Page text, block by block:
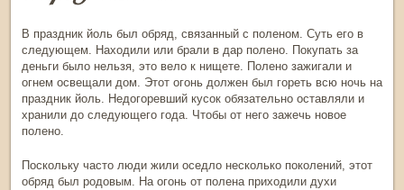
В праздник йоль был обряд, связанный с поленом. Суть его в
следующем. Находили или брали в дар полено. Покупать за
деньги было нельзя, это вело к нищете. Полено зажигали и
огнем освещали дом. Этот огонь должен был гореть всю ночь на
праздник йоль. Недогоревший кусок обязательно оставляли и
хранили до следующего года. Чтобы от него зажечь новое
полено.
Поскольку часто люди жили оседло несколько поколений, этот
обряд был родовым. На огонь от полена приходили духи